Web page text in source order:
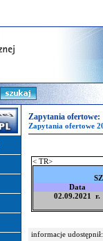
Zapytania ofertowe:
Zapytania ofertowe
< TR>
Data
02.09.2021 r.
informacje udostępnił: